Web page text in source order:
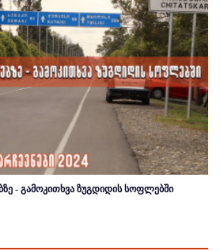
- გამოკითხვა ზუგდიდის სოფლებში